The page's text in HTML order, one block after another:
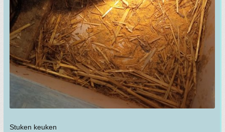
Stuken keuken